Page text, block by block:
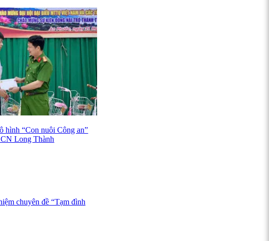
hình “Con nuôi Công an”
Long Thành
chuyên đề “Tạm đình